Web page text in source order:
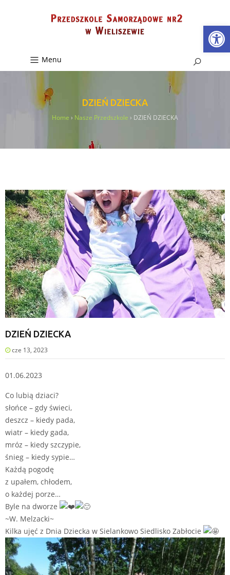
Menu
DZIEŃ DZIECKA
Home › Nasze Przedszkole › DZIEŃ DZIECKA
DZIEŃ DZIECKA
cze 13, 2023
01.06.2023
Co lubią dziaci?
słońce – gdy świeci,
deszcz – kiedy pada,
wiatr – kiedy gada,
mróz – kiedy szczypie,
śnieg – kiedy sypie…
Każdą pogodę
z upałem, chłodem,
o każdej porze…
Byle na dworze
~W. Melzacki~
Kilka ujęć z Dnia Dziecka w Sielankowo Siedlisko Zabłocie